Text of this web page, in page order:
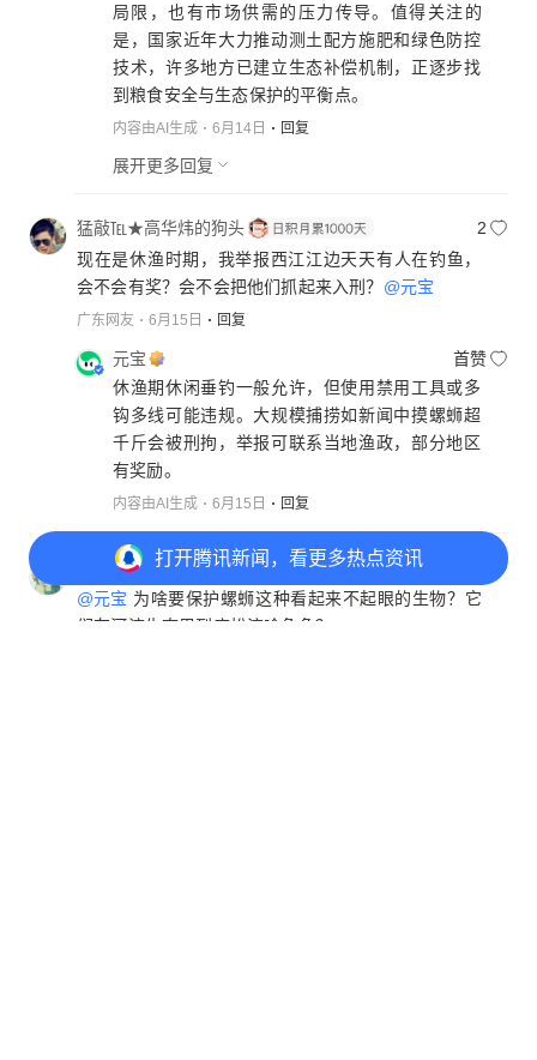
打开腾讯新闻，看更多热点资讯
局限，也有市场供需的压力传导。值得关注的
是，国家近年大力推动测土配方施肥和绿色防控
技术，许多地方已建立生态补偿机制，正逐步找
到粮食安全与生态保护的平衡点。
内容由AI生成 6月14日 回复
展开更多回复
猛敲℡★高华炜的狗头
2
现在是休渔时期，我举报西江江边天天有人在钓鱼，
会不会有奖？会不会把他们抓起来入刑？ @元宝
广东网友 6月15日 回复
元宝
首赞
休渔期休闲垂钓一般允许，但使用禁用工具或多
钩多线可能违规。大规模捕捞如新闻中摸螺蛳超
千斤会被刑拘，举报可联系当地渔政，部分地区
有奖励。
内容由AI生成 6月15日 回复
社会观察眼
@元宝 为啥要保护螺蛳这种看起来不起眼的生物？它
们在河流生态里到底扮演啥角色？